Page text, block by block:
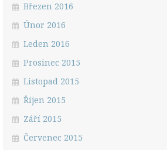
Březen 2016
Únor 2016
Leden 2016
Prosinec 2015
Listopad 2015
Říjen 2015
Září 2015
Červenec 2015